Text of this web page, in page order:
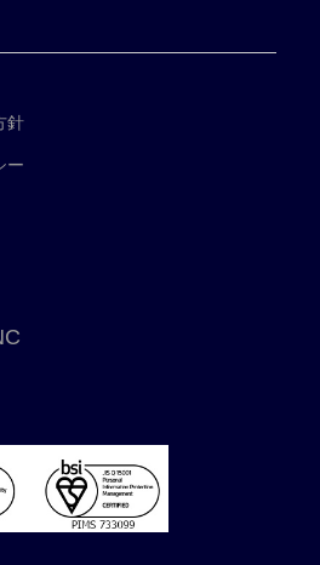
針
ー